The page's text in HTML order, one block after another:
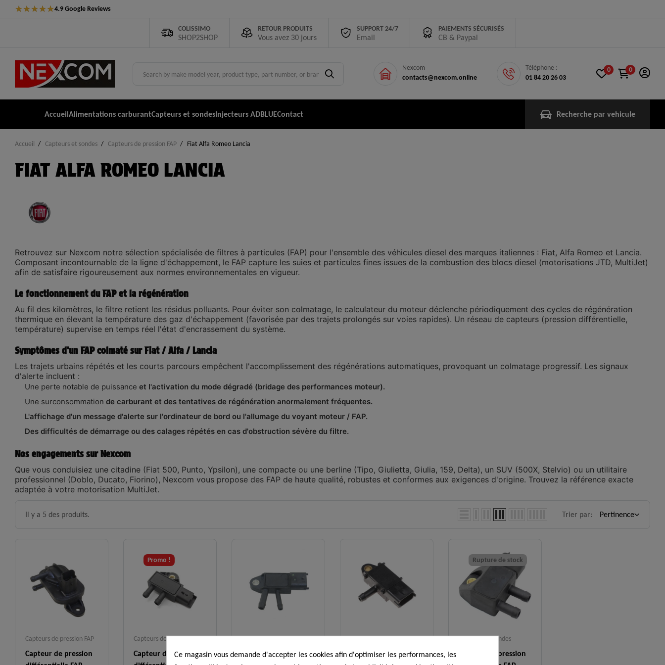
COLISSIMO
SHOP2SHOP
RETOUR PRODUITS
Vous avez 30 jours
SUPPORT 24/7
Email
PAIEMENTS SÉCURISÉS
CB & Paypal
4.9 Google Reviews
★★★★★
Nexcom
contacts@nexcom.online
Téléphone :
01 84 20 26 03
0 0
AccueilAlimentations carburantCapteurs et sondesInjecteurs ADBLUEContact Recherche par vehicule
Accueil Capteurs et sondes Capteurs de pression FAP Fiat Alfa Romeo Lancia
FIAT ALFA ROMEO LANCIA
Retrouvez sur Nexcom notre sélection spécialisée de filtres à particules (FAP) pour l'ensemble des véhicules diesel des marques italiennes : Fiat, Alfa Romeo et Lancia.
Composant incontournable de la ligne d'échappement, le FAP capture les suies et particules fines issues de la combustion des blocs diesel (motorisations JTD, MultiJet)
afin de satisfaire rigoureusement aux normes environnementales en vigueur.
Le fonctionnement du FAP et la régénération
Au fil des kilomètres, le filtre retient les résidus polluants. Pour éviter son colmatage, le calculateur du moteur déclenche périodiquement des cycles de régénération
thermique en élevant la température des gaz d'échappement (favorisée par des trajets prolongés sur voies rapides). Un réseau de capteurs (pression différentielle,
température) supervise en temps réel l'état d'encrassement du système.
Symptômes d'un FAP colmaté sur Fiat / Alfa / Lancia
Les trajets urbains répétés et les courts parcours empêchent l'accomplissement des régénérations automatiques, provoquant un colmatage progressif. Les signaux
d'alerte incluent :
Une perte notable de puissance et l'activation du mode dégradé (bridage des performances moteur).
Une surconsommation de carburant et des tentatives de régénération anormalement fréquentes.
L'affichage d'un message d'alerte sur l'ordinateur de bord ou l'allumage du voyant moteur / FAP.
Des difficultés de démarrage ou des calages répétés en cas d'obstruction sévère du filtre.
Nos engagements sur Nexcom
Que vous conduisiez une citadine (Fiat 500, Punto, Ypsilon), une compacte ou une berline (Tipo, Giulietta, Giulia, 159, Delta), un SUV (500X, Stelvio) ou un utilitaire
professionnel (Doblo, Ducato, Fiorino), Nexcom vous propose des FAP de haute qualité, robustes et conformes aux exigences d'origine. Trouvez la référence exacte
adaptée à votre motorisation MultiJet.
Il y a 5 des produits. Trier par: Pertinence
Capteurs de pression FAP
Capteur de pression
Promo !
Capteurs de pression FAP
Capteur de pression
Capteurs de pression FAP
Capteur de pression
Capteurs de pression FAP
Capteur de pression
Rupture de stock
Capteurs et sondes
Capteur de pression
Ce magasin vous demande d'accepter les cookies afin d'optimiser les performances, les